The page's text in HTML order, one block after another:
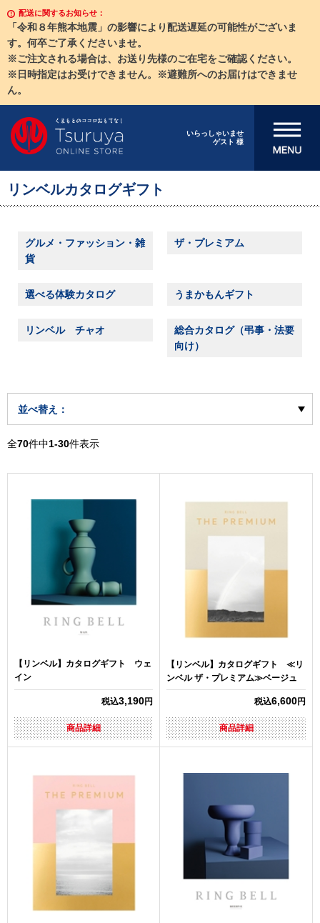
配送に関するお知らせ：
「令和８年熊本地震」の影響により配送遅延の可能性がございま
す。何卒ご了承くださいませ。
※ご注文される場合は、お送り先様のご在宅をご確認ください。
※日時指定はお受けできません。※避難所へのお届けはできませ
ん。
いらっしゃいませ
ゲスト 様
メニューを開
リンベルカタログギフト
グルメ・ファッション・雑
貨
ザ・プレミアム
選べる体験カタログ うまかもんギフト
リンベル チャオ
総合カタログ（弔事・法要
向け）
並べ替え：
全70件中1-30件表示
【リンベル】カタログギフト ウェ
イン
税込3,190円
商品詳細
【リンベル】カタログギフト ≪リ
ンベル ザ・プレミアム≫ベージュ
税込6,600円
商品詳細